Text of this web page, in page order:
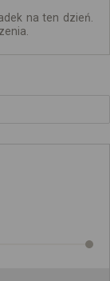
na ten dzień.